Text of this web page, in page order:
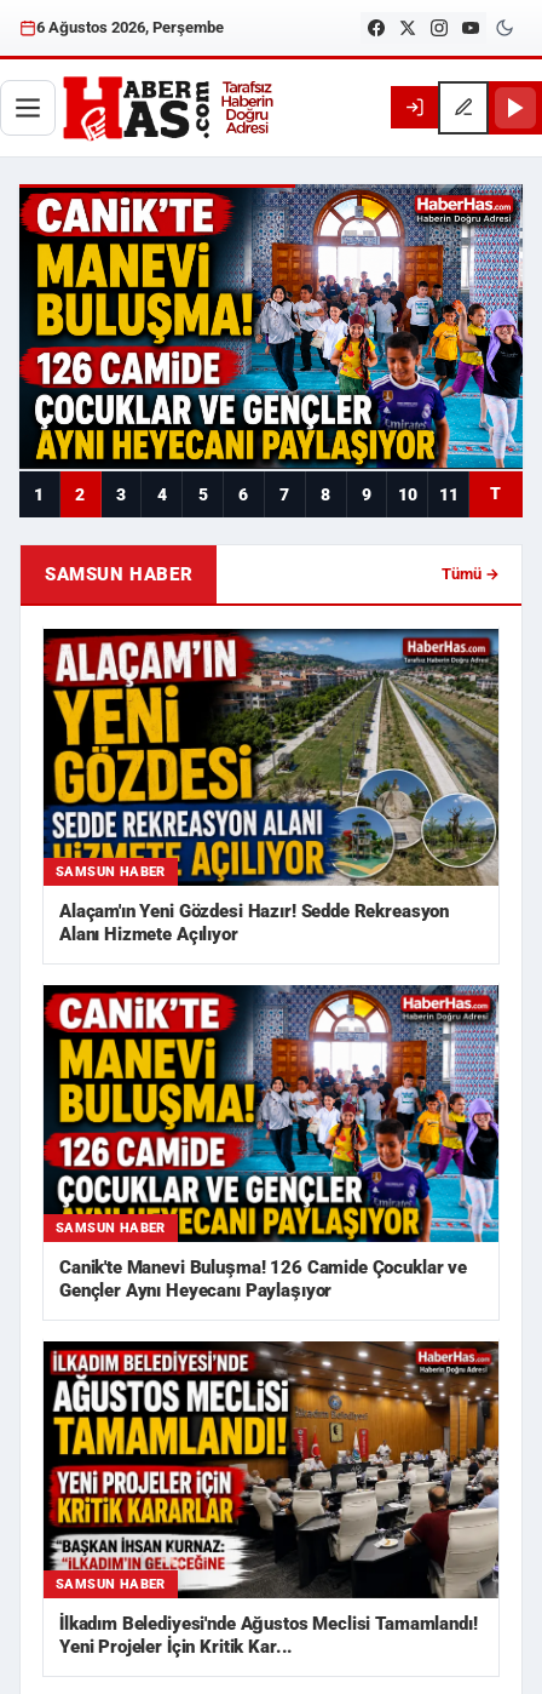
6 Ağustos 2026, Perşembe
Haberhas — Samsun Son
1 2 3 4 5 6 7 8 9 10 11 T
SAMSUN HABER Tümü →
SAMSUN HABER
Alaçam'ın Yeni Gözdesi Hazır! Sedde Rekreasyon
Alanı Hizmete Açılıyor
SAMSUN HABER
Canik'te Manevi Buluşma! 126 Camide Çocuklar ve
Gençler Aynı Heyecanı Paylaşıyor
SAMSUN HABER
İlkadım Belediyesi'nde Ağustos Meclisi Tamamlandı!
Yeni Projeler İçin Kritik Kar...